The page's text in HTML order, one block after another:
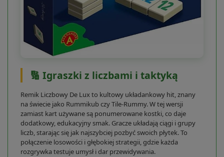
🔢 Igraszki z liczbami i taktyką
Remik Liczbowy De Lux to kultowy układankowy hit, znany
na świecie jako Rummikub czy Tile-Rummy. W tej wersji
zamiast kart używane są ponumerowane kostki, co daje
dodatkowy, edukacyjny smak. Gracze układają ciągi i grupy
liczb, starając się jak najszybciej pozbyć swoich płytek. To
połączenie losowości i głębokiej strategii, gdzie każda
rozgrywka testuje umysł i dar przewidywania.